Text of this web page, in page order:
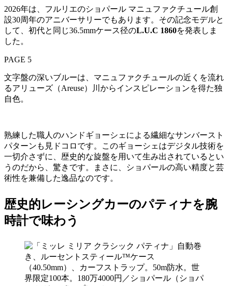
2026年は、フルリエのショパール マニュファクチュール創
設30周年のアニバーサリーでもあります。その記念モデルと
して、初代と同じ36.5mmケース径のL.U.C 1860を発表しま
した。
PAGE 5
文字盤の深いブルーは、マニュファクチュールの近くを流れ
るアリューズ（Areuse）川からインスピレーションを得た独
自色。
熟練した職人のハンドギョーシェによる繊細なサンバースト
パターンも見ドコロです。このギョーシェはデジタル技術を
一切介さずに、歴史的な旋盤を用いて生み出されているとい
うのだから、驚きです。まさに、ショパールの高い精度と芸
術性を兼備した逸品なのです。
歴史的レーシングカーのパティナを腕
時計で味わう